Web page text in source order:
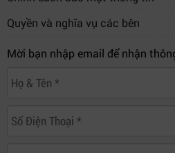
Quyền và nghĩa vụ các bên
Mời bạn nhập email để nhận